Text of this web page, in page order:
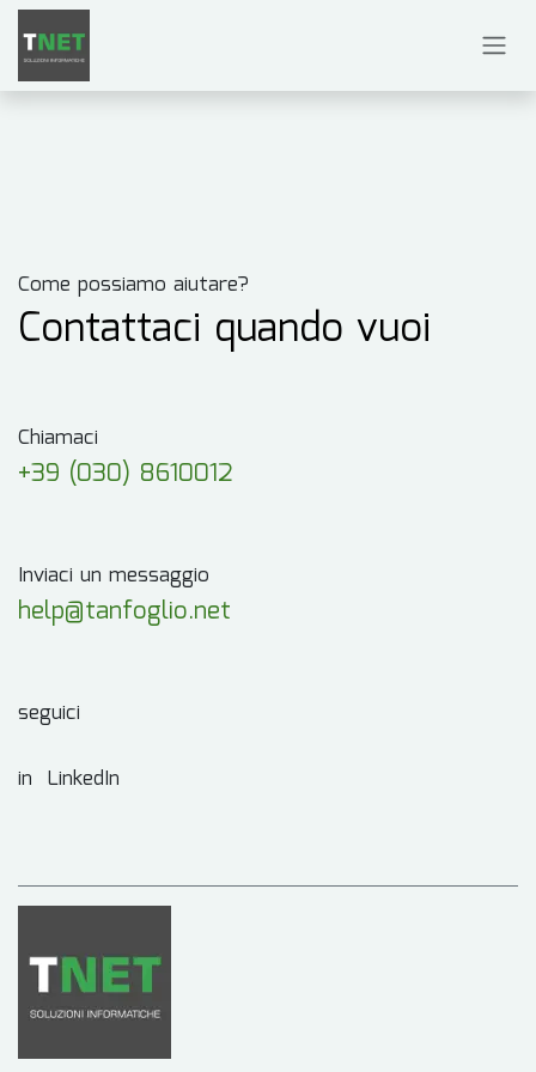
Passa al contenuto
Come possiamo aiutare?
Contattaci quando vuoi
Chiamaci
+39 (030) 8610012
Inviaci un messaggio
help@tanfoglio.net
seguici
in LinkedIn